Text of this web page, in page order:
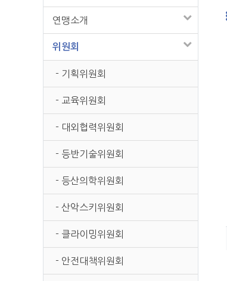
연맹소개
위원회
- 기획위원회
- 교육위원회
- 대외협력위원회
- 등반기술위원회
- 등산의학위원회
- 산악스키위원회
- 클라이밍위원회
- 안전대책위원회